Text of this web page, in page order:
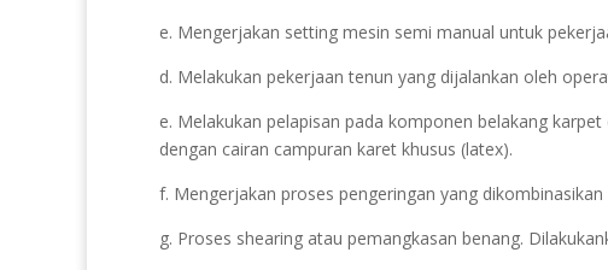
e. Mengerjakan setting mesin semi manual untuk
d. Melakukan pekerjaan tenun yang dijalankan oleh
e. Melakukan pelapisan pada komponen belakang
dengan cairan campuran karet khusus (latex).
f. Mengerjakan proses pengeringan yang
g. Proses shearing atau pemangkasan benang.